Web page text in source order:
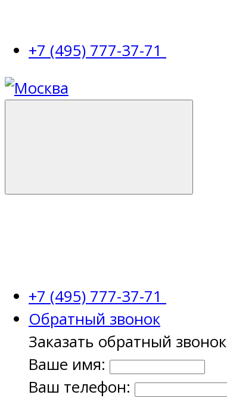
+7 (495) 777-37-71
+7 (495) 777-37-71
Обратный звонок
Заказать обратный звонок
Ваше имя:
Ваш телефон: